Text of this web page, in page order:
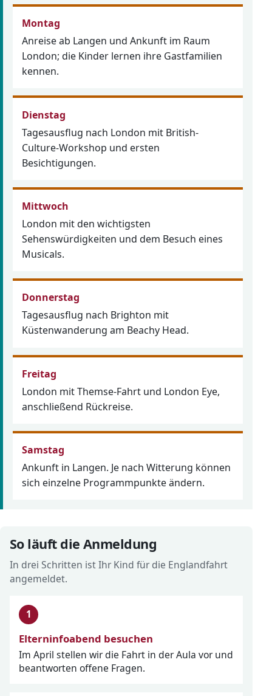
Montag
Anreise ab Langen und Ankunft im Raum
London; die Kinder lernen ihre Gastfamilien
kennen.
Dienstag
Tagesausflug nach London mit British-
Culture-Workshop und ersten
Besichtigungen.
Mittwoch
London mit den wichtigsten
Sehenswürdigkeiten und dem Besuch eines
Musicals.
Donnerstag
Tagesausflug nach Brighton mit
Küstenwanderung am Beachy Head.
Freitag
London mit Themse-Fahrt und London Eye,
anschließend Rückreise.
Samstag
Ankunft in Langen. Je nach Witterung können
sich einzelne Programmpunkte ändern.
So läuft die Anmeldung
In drei Schritten ist Ihr Kind für die Englandfahrt
angemeldet.
Elterninfoabend besuchen
Im April stellen wir die Fahrt in der Aula vor und
beantworten offene Fragen.